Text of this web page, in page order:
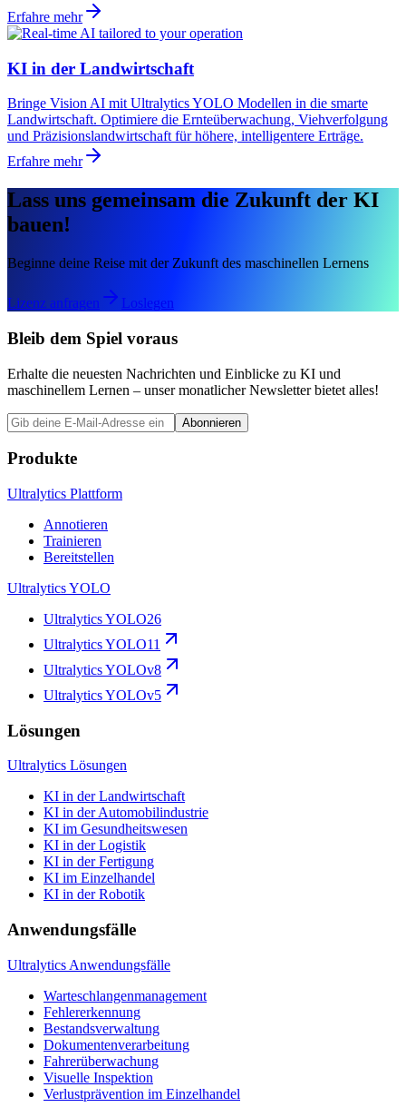
Erfahre mehr
KI in der Landwirtschaft
Bringe Vision AI mit Ultralytics YOLO Modellen in die smarte
Landwirtschaft. Optimiere die Ernteüberwachung, Viehverfolgung
und Präzisionslandwirtschaft für höhere, intelligentere Erträge.
Erfahre mehr
Lass uns gemeinsam die Zukunft der KI
bauen!
Beginne deine Reise mit der Zukunft des maschinellen Lernens
Lizenz anfragen Loslegen
Bleib dem Spiel voraus
Erhalte die neuesten Nachrichten und Einblicke zu KI und
maschinellem Lernen – unser monatlicher Newsletter bietet alles!
Abonnieren
Produkte
Ultralytics Plattform
Annotieren
Trainieren
Bereitstellen
Ultralytics YOLO
Ultralytics YOLO26
Ultralytics YOLO11
Ultralytics YOLOv8
Ultralytics YOLOv5
Lösungen
Ultralytics Lösungen
KI in der Landwirtschaft
KI in der Automobilindustrie
KI im Gesundheitswesen
KI in der Logistik
KI in der Fertigung
KI im Einzelhandel
KI in der Robotik
Anwendungsfälle
Ultralytics Anwendungsfälle
Warteschlangenmanagement
Fehlererkennung
Bestandsverwaltung
Dokumentenverarbeitung
Fahrerüberwachung
Visuelle Inspektion
Verlustprävention im Einzelhandel